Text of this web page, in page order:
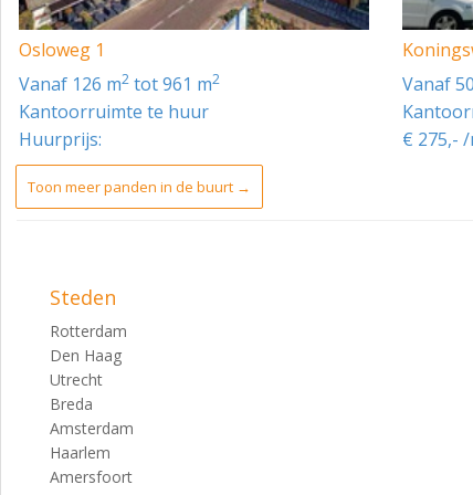
Huurindexering: Jaarlijks overeenkomstig het maand
huishoudens (2015=100) gepubliceerd door het
huurprijs van het voorafgaande jaar. Indexatie voor
BTW: Ja, is van toepassing.
GOEDKEURING
Het bovenstaande is onder finaal voorbehoud van de
Osloweg 1
vanaf 126 m2 tot 961 m2
Kantoorruimte te huur
Huurprijs:
vanaf
€ 275,-
Toon meer panden in de buurt →
Steden
Rotterdam
Den Haag
Utrecht
Breda
Amsterdam
Haarlem
Amersfoort